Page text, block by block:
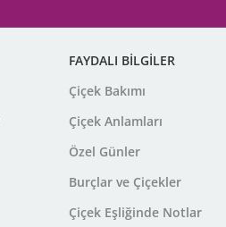
FAYDALI BİLGİLER
Çiçek Bakımı
Çiçek Anlamları
Özel Günler
Burçlar ve Çiçekler
Çiçek Eşliğinde Notlar